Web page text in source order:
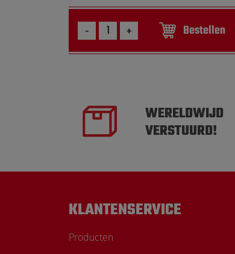
Bestellen
WERELDWIJD
VERSTUURD!
KLANTENSERVICE
Producten